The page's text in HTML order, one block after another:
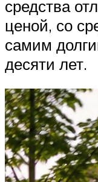
средства
ценой, со
самим
десяти лет.